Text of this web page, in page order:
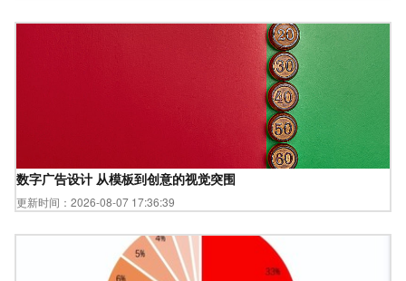
数字广告设计 从模板到创意的视觉突围
更新时间：2026-08-07 17:36:39